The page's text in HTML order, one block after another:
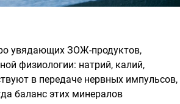
увядающих ЗОЖ-продуктов,
физиологии: натрий, калий,
в передаче нервных импульсов,
баланс этих минералов